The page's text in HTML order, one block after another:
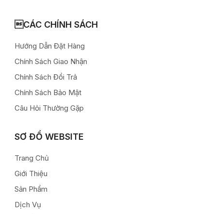
CÁC CHÍNH SÁCH
Hướng Dẫn Đặt Hàng
Chính Sách Giao Nhận
Chính Sách Đổi Trả
Chính Sách Bảo Mật
Câu Hỏi Thường Gặp
SƠ ĐỒ WEBSITE
Trang Chủ
Giới Thiệu
Sản Phẩm
Dịch Vụ